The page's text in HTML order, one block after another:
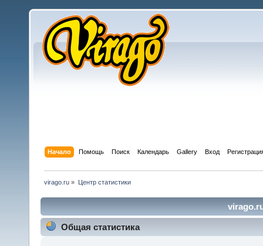
Начало Помощь Поиск Календарь Gallery Вход
virago.ru » Центр статистики
Общая статистика